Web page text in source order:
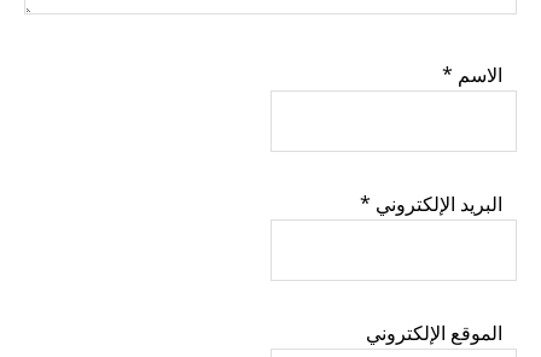
الاسم *
البريد الإلكتروني *
الموقع الإلكتروني